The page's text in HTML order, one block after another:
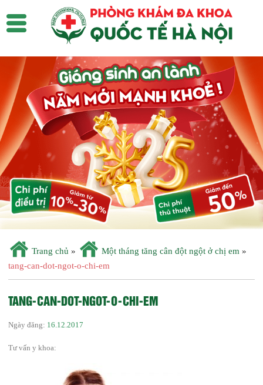
Trang chủ » Một tháng tăng cân đột ngột ở chị em »
tang-can-dot-ngot-o-chi-em
TANG-CAN-DOT-NGOT-O-CHI-EM
Ngày đăng: 16.12.2017
Tư vấn y khoa: